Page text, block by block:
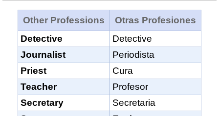
Other Professions
Otras Profesiones
Detective
Detective
Journalist
Periodista
Priest
Cura
Teacher
Profesor
Secretary
Secretaria